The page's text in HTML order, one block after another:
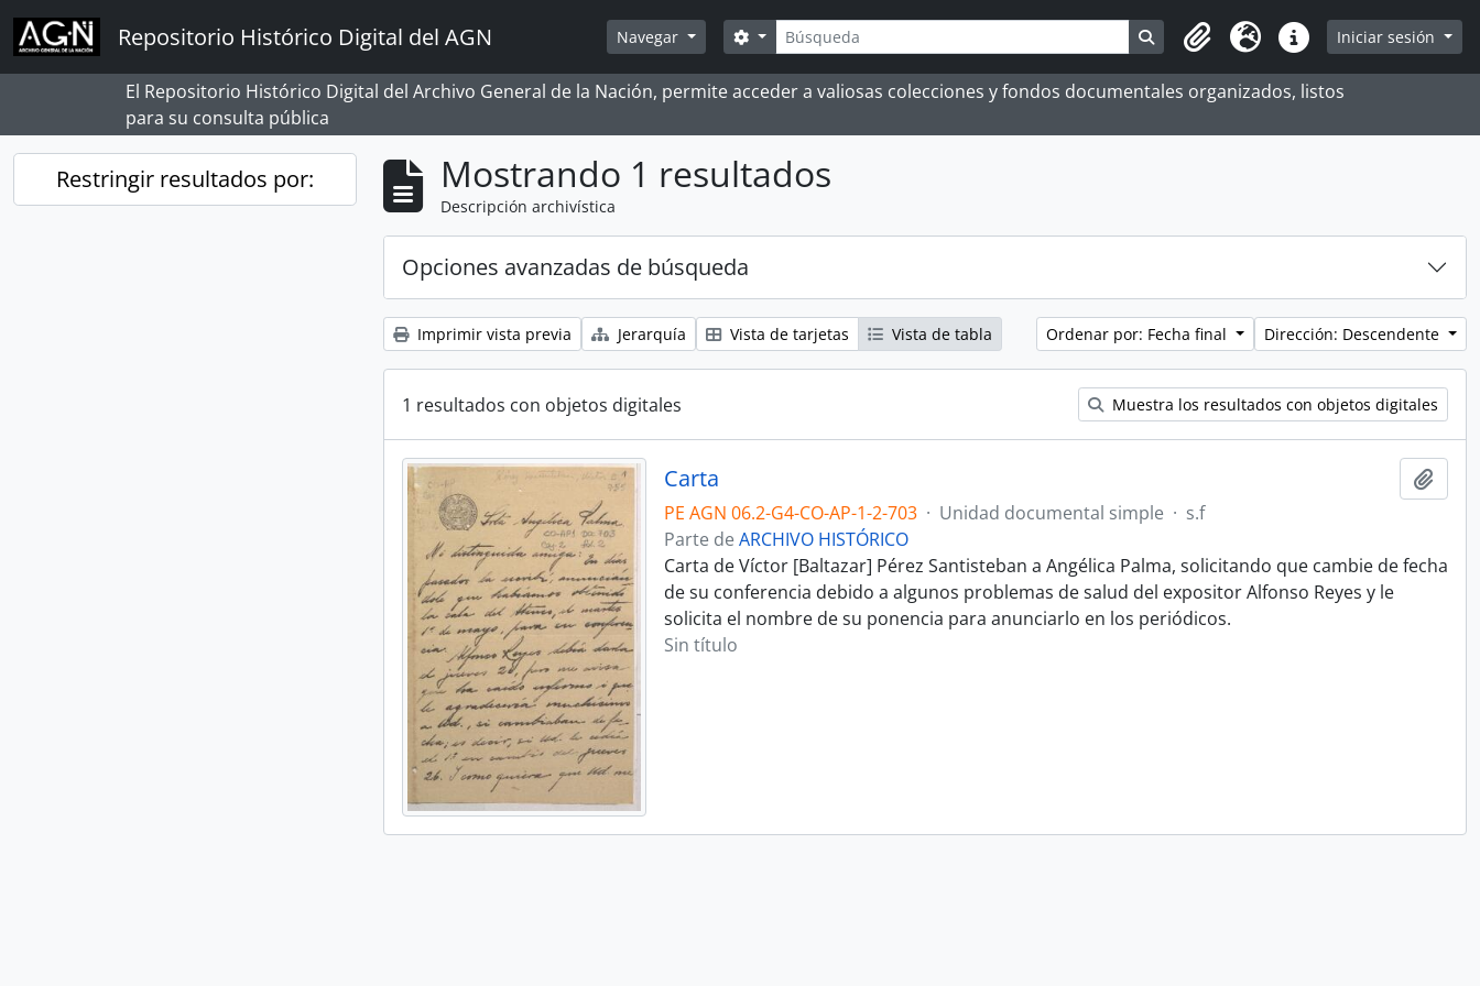
Skip to main content
Repositorio Histórico Digital del AGN Navegar Búsqueda
Search options Search in browse page
Portapapeles
Idioma Enlaces rápidos
Iniciar sesión
El Repositorio Histórico Digital del Archivo General de la Nación, permite acceder a valiosas colecciones y fondos documentales organizados, listos
para su consulta pública
Restringir resultados por: Mostrando 1 resultados
Descripción archivística
Opciones avanzadas de búsqueda
Imprimir vista previa Jerarquía Vista de tarjetas Vista de tabla Ordenar por: Fecha final Dirección: Descendente
1 resultados con objetos digitales Muestra los resultados con objetos digitales
Carta
PE AGN 06.2-G4-CO-AP-1-2-703 · Unidad documental simple · s.f
Parte de ARCHIVO HISTÓRICO
Carta de Víctor [Baltazar] Pérez Santisteban a Angélica Palma, solicitando que cambie de fecha
de su conferencia debido a algunos problemas de salud del expositor Alfonso Reyes y le
solicita el nombre de su ponencia para anunciarlo en los periódicos.
Sin título